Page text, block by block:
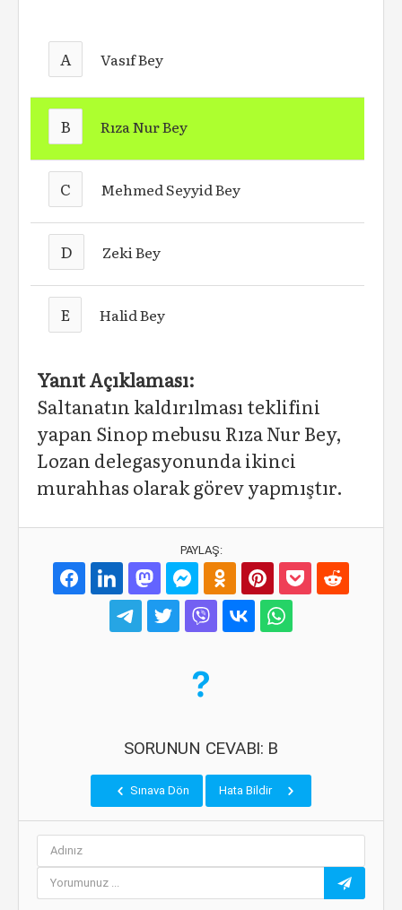
A Vasıf Bey
B Rıza Nur Bey
C Mehmed Seyyid Bey
D Zeki Bey
E Halid Bey
Yanıt Açıklaması:
Saltanatın kaldırılması teklifini
yapan Sinop mebusu Rıza Nur Bey,
Lozan delegasyonunda ikinci
murahhas olarak görev yapmıştır.
PAYLAŞ:
SORUNUN CEVABI: B
Sınava Dön Hata Bildir